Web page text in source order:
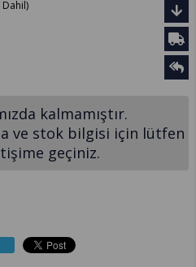
Dahil)
kalmamıştır.
ve stok bilgisi için lütfen
geçiniz.